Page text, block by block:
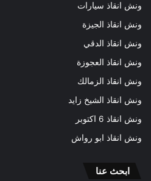
ونش انقاذ سيارات
ونش انقاذ الجيزة
ونش انقاذ الدقي
ونش انقاذ العجوزة
ونش انقاذ الزمالك
ونش انقاذ الشيخ زايد
ونش انقاذ 6 اكتوبر
ونش انقاذ ابو رواش
ابحث عنا